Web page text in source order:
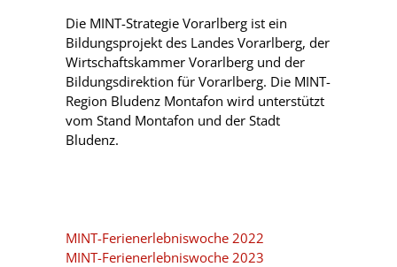
Die MINT-Strategie Vorarlberg ist ein
Bildungsprojekt des Landes Vorarlberg, der
Wirtschaftskammer Vorarlberg und der
Bildungsdirektion für Vorarlberg. Die MINT-
Region Bludenz Montafon wird unterstützt
vom Stand Montafon und der Stadt
Bludenz.
MINT-Ferienerlebniswoche 2022
MINT-Ferienerlebniswoche 2023